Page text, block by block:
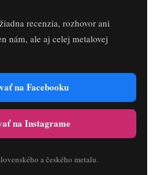
recenzia, rozhovor ani
nám, ale aj celej metalovej
na Facebooku
na Instagrame
a českého metalu.